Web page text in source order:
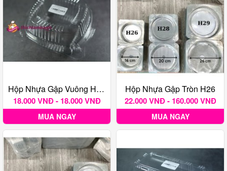
Hộp Nhựa Gập Vuông H129
18.000 VNĐ - 18.000 VNĐ
MUA NGAY
Hộp Nhựa Gập Tròn H26
22.000 VNĐ - 160.000 VNĐ
MUA NGAY